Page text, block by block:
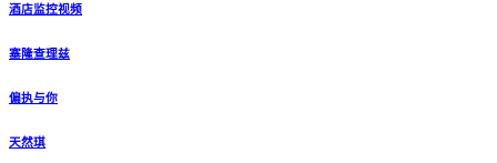
酒店监控视频
塞隆查理兹
偏执与你
天然琪